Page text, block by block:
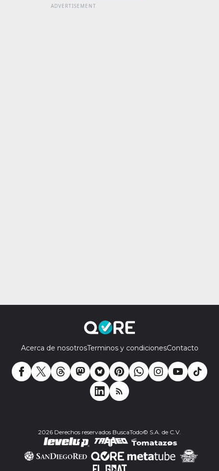
Acerca de nosotrosTerminos y condicionesContacto
2026 Derechos reservados BuscaTodo© S.A. de C.V.